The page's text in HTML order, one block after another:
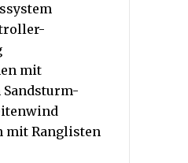
mit
mit Ranglisten